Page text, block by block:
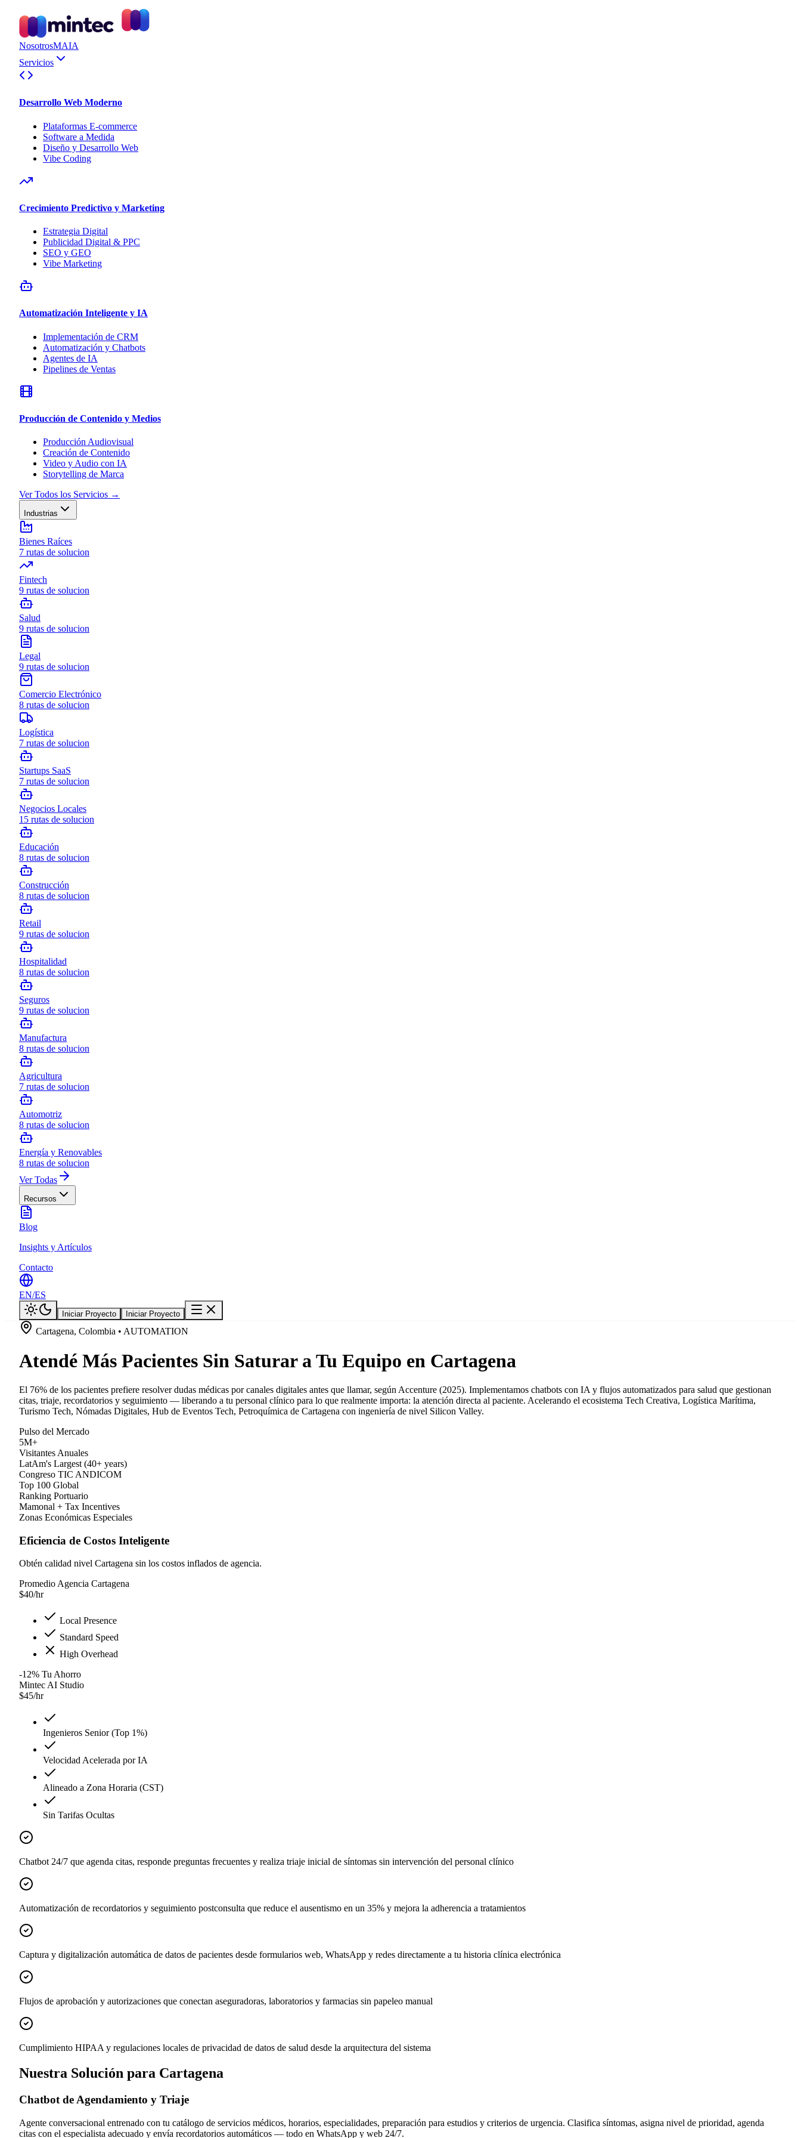
NosotrosMAIA
Servicios
Desarrollo Web Moderno
Plataformas E-commerce
Software a Medida
Diseño y Desarrollo Web
Vibe Coding
Crecimiento Predictivo y Marketing
Estrategia Digital
Publicidad Digital & PPC
SEO y GEO
Vibe Marketing
Automatización Inteligente y IA
Implementación de CRM
Automatización y Chatbots
Agentes de IA
Pipelines de Ventas
Producción de Contenido y Medios
Producción Audiovisual
Creación de Contenido
Video y Audio con IA
Storytelling de Marca
Ver Todos los Servicios →
Industrias
Bienes Raíces
7 rutas de solucion
Fintech
9 rutas de solucion
Salud
9 rutas de solucion
Legal
9 rutas de solucion
Comercio Electrónico
8 rutas de solucion
Logística
7 rutas de solucion
Startups SaaS
7 rutas de solucion
Negocios Locales
15 rutas de solucion
Educación
8 rutas de solucion
Construcción
8 rutas de solucion
Retail
9 rutas de solucion
Hospitalidad
8 rutas de solucion
Seguros
9 rutas de solucion
Manufactura
8 rutas de solucion
Agricultura
7 rutas de solucion
Automotriz
8 rutas de solucion
Energía y Renovables
8 rutas de solucion
Ver Todas
Recursos
Blog
Insights y Artículos
Contacto
EN/ES
Iniciar Proyecto Iniciar Proyecto
Cartagena, Colombia • AUTOMATION
Atendé Más Pacientes Sin Saturar a Tu Equipo en Cartagena
El 76% de los pacientes prefiere resolver dudas médicas por canales digitales antes que llamar, según Accenture (2025). Implementamos chatbots con IA y flujos automatizados para salud que gestionan
citas, triaje, recordatorios y seguimiento — liberando a tu personal clínico para lo que realmente importa: la atención directa al paciente. Acelerando el ecosistema Tech Creativa, Logística Marítima,
Turismo Tech, Nómadas Digitales, Hub de Eventos Tech, Petroquímica de Cartagena con ingeniería de nivel Silicon Valley.
Pulso del Mercado
5M+
Visitantes Anuales
LatAm's Largest (40+ years)
Congreso TIC ANDICOM
Top 100 Global
Ranking Portuario
Mamonal + Tax Incentives
Zonas Económicas Especiales
Eficiencia de Costos Inteligente
Obtén calidad nivel Cartagena sin los costos inflados de agencia.
Promedio Agencia Cartagena
$40/hr
Local Presence
Standard Speed
High Overhead
-12% Tu Ahorro
Mintec AI Studio
$45/hr
Ingenieros Senior (Top 1%)
Velocidad Acelerada por IA
Alineado a Zona Horaria (CST)
Sin Tarifas Ocultas
Chatbot 24/7 que agenda citas, responde preguntas frecuentes y realiza triaje inicial de síntomas sin intervención del personal clínico
Automatización de recordatorios y seguimiento postconsulta que reduce el ausentismo en un 35% y mejora la adherencia a tratamientos
Captura y digitalización automática de datos de pacientes desde formularios web, WhatsApp y redes directamente a tu historia clínica electrónica
Flujos de aprobación y autorizaciones que conectan aseguradoras, laboratorios y farmacias sin papeleo manual
Cumplimiento HIPAA y regulaciones locales de privacidad de datos de salud desde la arquitectura del sistema
Nuestra Solución para Cartagena
Chatbot de Agendamiento y Triaje
Agente conversacional entrenado con tu catálogo de servicios médicos, horarios, especialidades, preparación para estudios y criterios de urgencia. Clasifica síntomas, asigna nivel de prioridad, agenda
citas con el especialista adecuado y envía recordatorios automáticos — todo en WhatsApp y web 24/7.